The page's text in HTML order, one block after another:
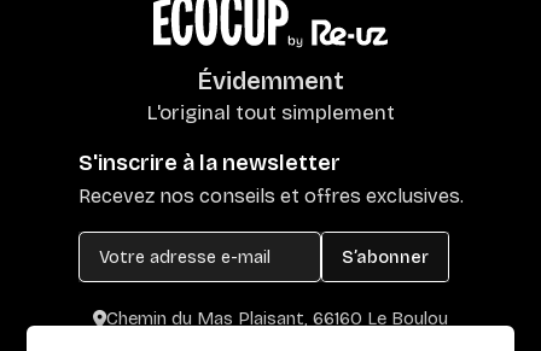
Évidemment
L'original tout simplement
S'inscrire à la newsletter
Recevez nos conseils et offres exclusives.
S’abonner
Chemin du Mas Plaisant, 66160 Le Boulou